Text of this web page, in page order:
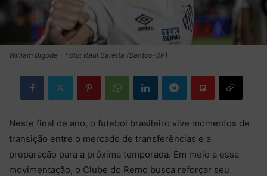
William Bigode – Foto: Raul Baretta (Santos-SP)
Neste final de ano, o futebol brasileiro vive momentos de
transição entre o mercado de transferências e a
preparação para a próxima temporada. Em meio a essa
movimentação, o Clube do Remo busca reforçar seu